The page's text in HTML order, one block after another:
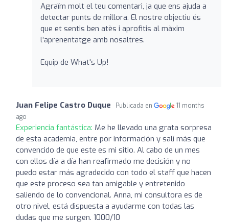
Agraïm molt el teu comentari, ja que ens ajuda a
detectar punts de millora. El nostre objectiu és
que et sentis ben atès i aprofitis al màxim
l’aprenentatge amb nosaltres.
Equip de What's Up!
Juan Felipe Castro Duque Publicada en
11 months
ago
Experiencia fantástica: Me he llevado una grata sorpresa
de esta academia, entre por información y salí más que
convencido de que este es mi sitio. Al cabo de un mes
con ellos día a día han reafirmado me decisión y no
puedo estar más agradecido con todo el staff que hacen
que este proceso sea tan amigable y entretenido
saliendo de lo convencional. Anna, mi consultora es de
otro nivel, está dispuesta a ayudarme con todas las
dudas que me surgen. 1000/10